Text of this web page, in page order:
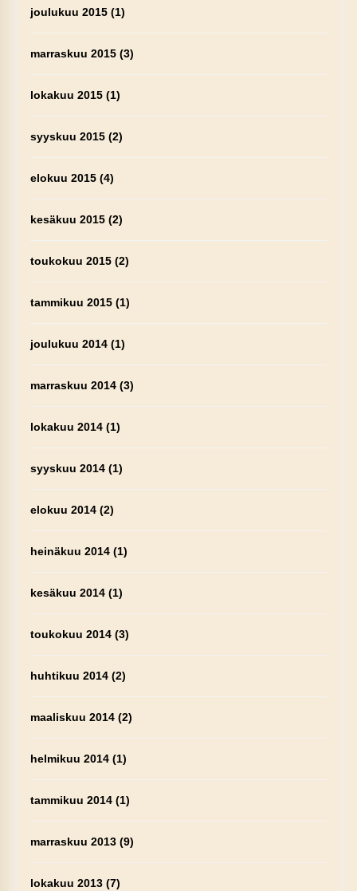
joulukuu 2015(1)
marraskuu 2015(3)
lokakuu 2015(1)
syyskuu 2015(2)
elokuu 2015(4)
kesäkuu 2015(2)
toukokuu 2015(2)
tammikuu 2015(1)
joulukuu 2014(1)
marraskuu 2014(3)
lokakuu 2014(1)
syyskuu 2014(1)
elokuu 2014(2)
heinäkuu 2014(1)
kesäkuu 2014(1)
toukokuu 2014(3)
huhtikuu 2014(2)
maaliskuu 2014(2)
helmikuu 2014(1)
tammikuu 2014(1)
marraskuu 2013(9)
lokakuu 2013(7)